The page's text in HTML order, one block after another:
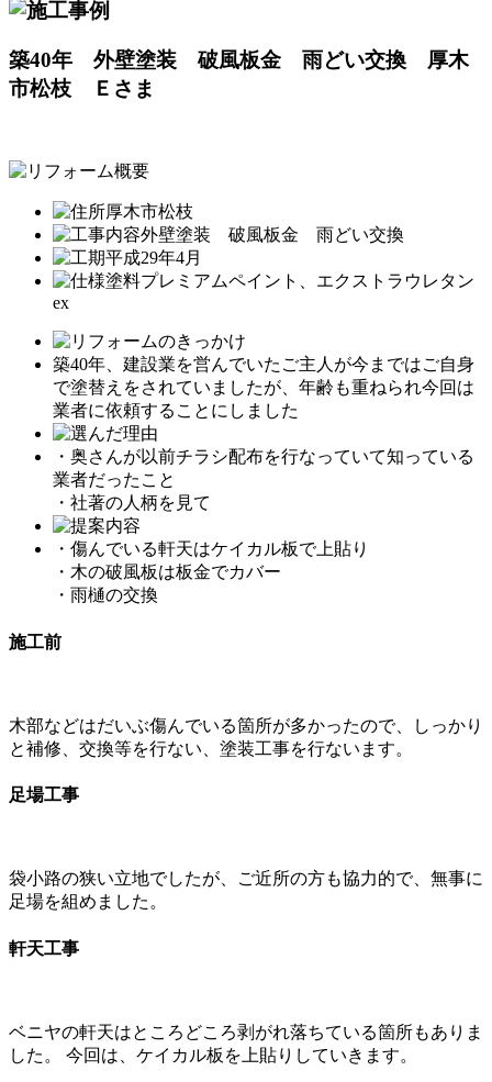
築40年 外壁塗装 破風板金 雨どい交換 厚木
市松枝 Ｅさま
厚木市松枝
外壁塗装 破風板金 雨どい交換
平成29年4月
プレミアムペイント、エクストラウレタン
ex
築40年、建設業を営んでいたご主人が今まではご自身
で塗替えをされていましたが、年齢も重ねられ今回は
業者に依頼することにしました
・奥さんが以前チラシ配布を行なっていて知っている
業者だったこと
・社著の人柄を見て
・傷んでいる軒天はケイカル板で上貼り
・木の破風板は板金でカバー
・雨樋の交換
施工前
木部などはだいぶ傷んでいる箇所が多かったので、しっかり
と補修、交換等を行ない、塗装工事を行ないます。
足場工事
袋小路の狭い立地でしたが、ご近所の方も協力的で、無事に
足場を組めました。
軒天工事
ベニヤの軒天はところどころ剥がれ落ちている箇所もありま
した。 今回は、ケイカル板を上貼りしていきます。